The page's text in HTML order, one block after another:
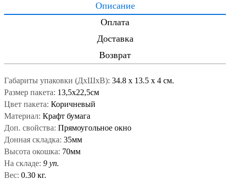
Описание
Оплата
Доставка
Возврат
Габариты упаковки (ДxШxВ): 34.8 x 13.5 x 4 см.
Размер пакета: 13,5х22,5см
Цвет пакета: Коричневый
Материал: Крафт бумага
Доп. свойства: Прямоугольное окно
Донная складка: 35мм
Высота окошка: 70мм
На складе: 9 уп.
Вес: 0.30 кг.